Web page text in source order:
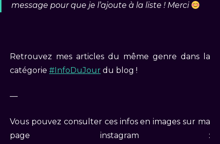
message pour que je l’ajoute à la liste ! Merci
Retrouvez mes articles du même genre dans la
catégorie #InfoDuJour du blog !
—
Vous pouvez consulter ces infos en images sur ma
page instagram :